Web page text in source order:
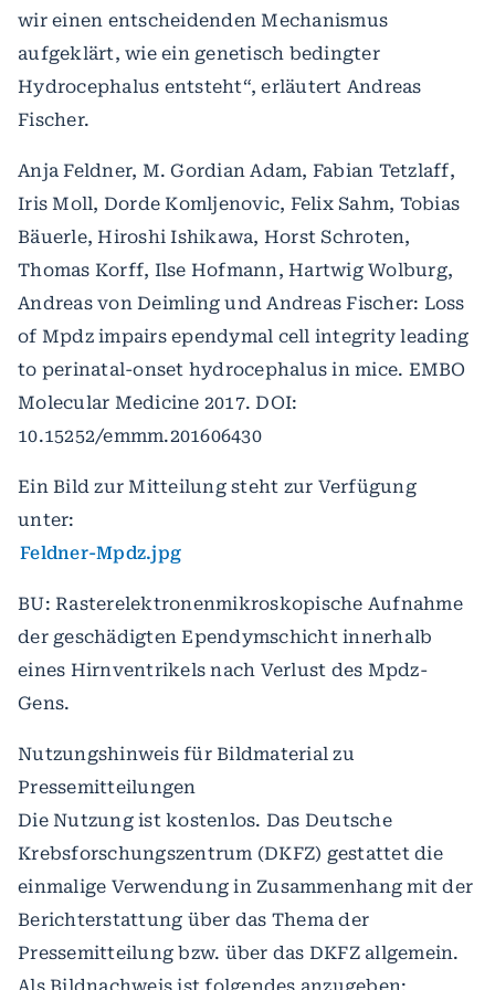
wir einen entscheidenden Mechanismus
aufgeklärt, wie ein genetisch bedingter
Hydrocephalus entsteht“, erläutert Andreas
Fischer.
Anja Feldner, M. Gordian Adam, Fabian Tetzlaff,
Iris Moll, Dorde Komljenovic, Felix Sahm, Tobias
Bäuerle, Hiroshi Ishikawa, Horst Schroten,
Thomas Korff, Ilse Hofmann, Hartwig Wolburg,
Andreas von Deimling und Andreas Fischer: Loss
of Mpdz impairs ependymal cell integrity leading
to perinatal-onset hydrocephalus in mice. EMBO
Molecular Medicine 2017. DOI:
10.15252/emmm.201606430
Ein Bild zur Mitteilung steht zur Verfügung
unter:
Feldner-Mpdz.jpg
BU: Rasterelektronenmikroskopische Aufnahme
der geschädigten Ependymschicht innerhalb
eines Hirnventrikels nach Verlust des Mpdz-
Gens.
Nutzungshinweis für Bildmaterial zu
Pressemitteilungen
Die Nutzung ist kostenlos. Das Deutsche
Krebsforschungszentrum (DKFZ) gestattet die
einmalige Verwendung in Zusammenhang mit der
Berichterstattung über das Thema der
Pressemitteilung bzw. über das DKFZ allgemein.
Als Bildnachweis ist folgendes anzugeben: